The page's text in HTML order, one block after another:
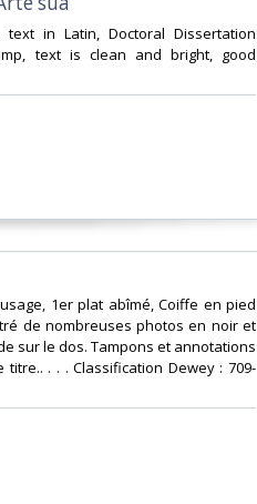
text in Latin, Doctoral Dissertation
text is clean and bright, good
1er plat abîmé, Coiffe en pied
de nombreuses photos en noir et
sur le dos. Tampons et annotations
. . . Classification Dewey : 709-